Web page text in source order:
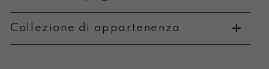
Collezione di appartenenza